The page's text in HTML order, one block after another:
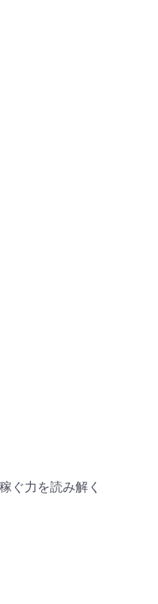
ぐ力を読み解く